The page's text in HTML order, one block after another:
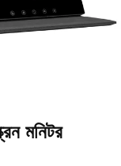
মনিটর